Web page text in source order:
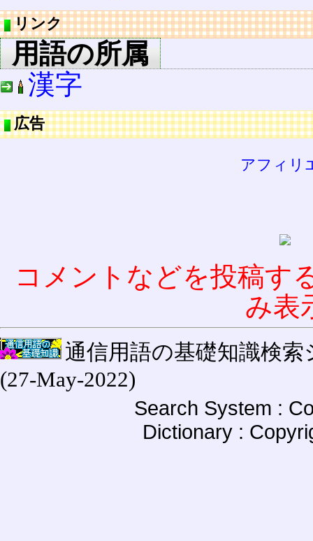
リンク
用語の所属
漢字
広告
アフィリ
コメントなどを投稿す
み表
通信用語の基礎知識検索
(27-May-2022)
Search System :
Dictionary :